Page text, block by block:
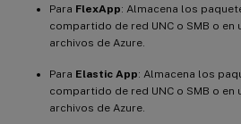
Para FlexApp: Almacena los
compartido de red UNC o SMB o
archivos de Azure.
Para Elastic App: Almacena los
compartido de red UNC o SMB o
archivos de Azure.